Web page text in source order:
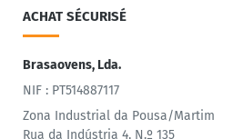
ACHAT SÉCURISÉ
Brasaovens, Lda.
NIF : PT514887117
Zona Industrial da Pousa/Martim
Rua da Indústria 4, N.º 135